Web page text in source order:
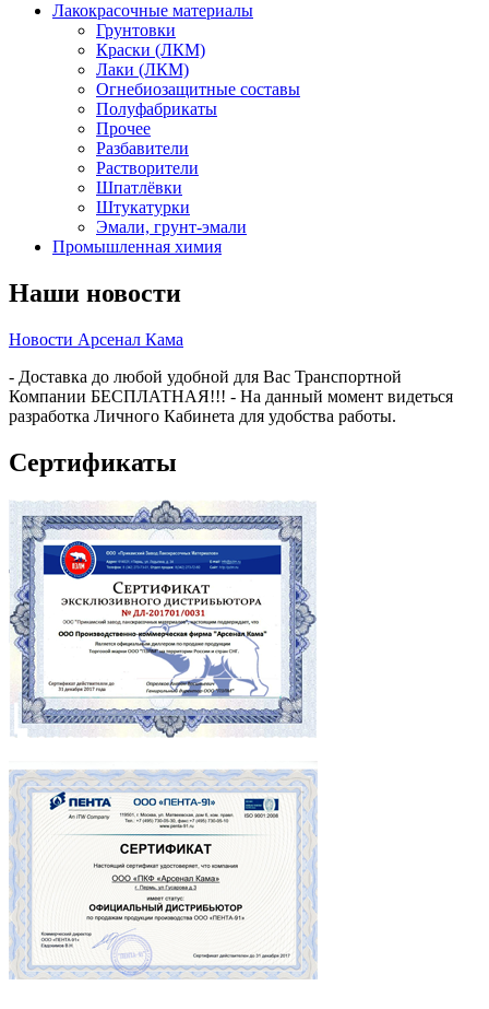
Лакокрасочные материалы
Грунтовки
Краски (ЛКМ)
Лаки (ЛКМ)
Огнебиозащитные составы
Полуфабрикаты
Прочее
Разбавители
Растворители
Шпатлёвки
Штукатурки
Эмали, грунт-эмали
Промышленная химия
Наши новости
Новости Арсенал Кама
- Доставка до любой удобной для Вас Транспортной
Компании БЕСПЛАТНАЯ!!! - На данный момент видеться
разработка Личного Кабинета для удобства работы.
Сертификаты